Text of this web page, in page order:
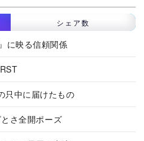
シェア数
に映る信頼関係
只中に届けたもの
さ全開ポーズ